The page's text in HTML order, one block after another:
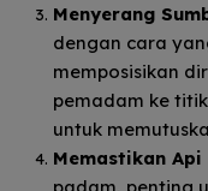
Menyerang
dengan cara
memposisikan
pemadam ke
untuk
Memastikan Api